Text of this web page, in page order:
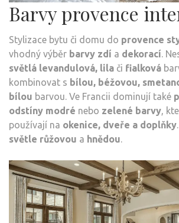
Barvy provence
Stylizace bytu či domu do provence
vhodný výběr barvy zdí a dekorací.
světlá levandulová, lila či fialková
kombinovat s bílou, béžovou,
bílou barvou. Ve Francii dominují také
odstíny modré nebo zelené barvy,
používají na okenice, dveře a doplňky
světle růžovou a hnědou.